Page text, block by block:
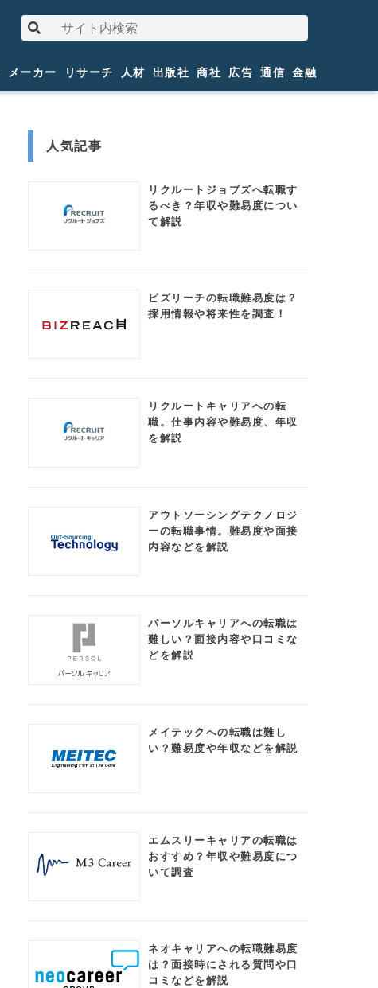
メーカー リサーチ 人材 出版社 商社 広告 通信 金融
人気記事
リクルートジョブズへ転職す
るべき？年収や難易度につい
て解説
ビズリーチの転職難易度は？
採用情報や将来性を調査！
リクルートキャリアへの転
職。仕事内容や難易度、年収
を解説
アウトソーシングテクノロジ
ーの転職事情。難易度や面接
内容などを解説
パーソルキャリアへの転職は
難しい？面接内容や口コミな
どを解説
メイテックへの転職は難し
い？難易度や年収などを解説
エムスリーキャリアの転職は
おすすめ？年収や難易度につ
いて調査
ネオキャリアへの転職難易度
は？面接時にされる質問や口
コミなどを解説